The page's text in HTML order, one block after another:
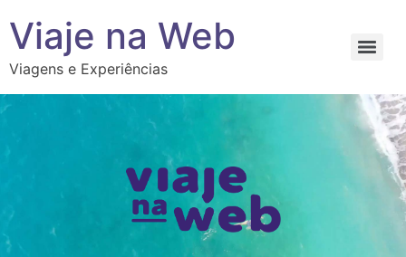
Viaje na Web
Viagens e Experiências